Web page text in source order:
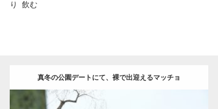
り
飲む
真冬の公園デートにて、裸で出迎えるマッチョ